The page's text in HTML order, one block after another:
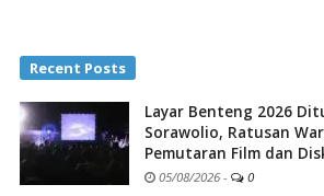
Recent Posts
Layar Benteng 2026
Sorawolio, Ratusan
Pemutaran Film dan
05/08/2026 - 0